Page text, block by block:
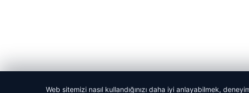
Web sitemizi nasıl kullandığınızı daha iyi anlayabilmek,